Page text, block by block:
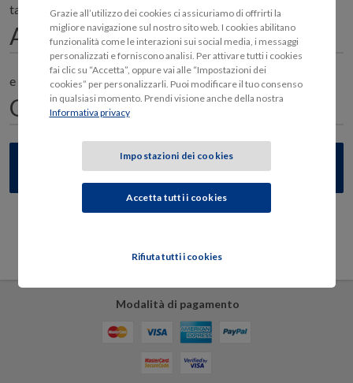
targata
e il proprietario è nato il
Modalità di pagamento
Grazie all’utilizzo dei cookies ci assicuriamo di offrirti la
migliore navigazione sul nostro sito web. I cookies abilitano
funzionalità come le interazioni sui social media, i messaggi
personalizzati e forniscono analisi. Per attivare tutti i cookies
fai clic su “Accetta”, oppure vai alle “Impostazioni dei
cookies” per personalizzarli. Puoi modificare il tuo consenso
in qualsiasi momento. Prendi visione anche della nostra
Informativa privacy
Rifiuta tutti i cookies
Impostazioni dei cookies
Accetta tutti i cookies